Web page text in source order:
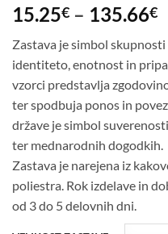
15.25€ – 135.66€
Zastava je simbol
identiteto, enotnost in
vzorci predstavlja
ter spodbuja ponos in
države je simbol
ter mednarodnih dogodkih.
Zastava je narejena iz
poliestra. Rok izdelave in
od 3 do 5 delovnih dni.